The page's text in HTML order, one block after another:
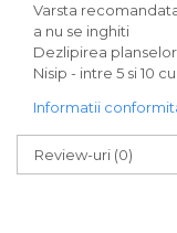
Varsta
a nu se inghiti
Dezlipirea
Nisip - intre 5 si 10
Informatii
Review-uri (0)